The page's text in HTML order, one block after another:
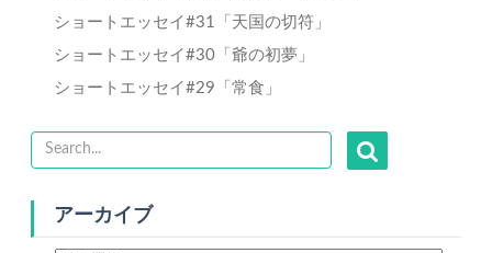
ショートエッセイ#31「天国の切符」
ショートエッセイ#30「爺の初夢」
ショートエッセイ#29「常食」
アーカイブ